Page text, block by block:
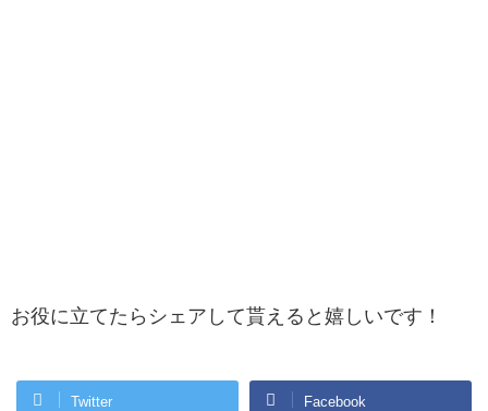
お役に立てたらシェアして貰えると嬉しいです！
Twitter Facebook